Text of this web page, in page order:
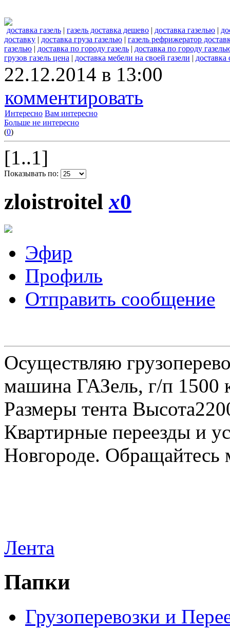
доставка газель | газель доставка дешево | доставка газелью |
доставку | доставка груза газелью | газель рефрижератор
газелью | доставка по городу газель | доставка по городу
грузов газель цена | доставка мебели на своей газели | доставка
22.12.2014 в 13:00
комментировать
Интересно Вам интересно
Больше не интересно
(0)
[1..1]
Показывать по:
zloistroitelx0
Эфир
Профиль
Отправить сообщение
Осуществляю
машина ГАЗель, г/п 1500
Размеры тента
Квартирные переезды и
Новгороде.
Лента
Папки
Грузоперевозки и